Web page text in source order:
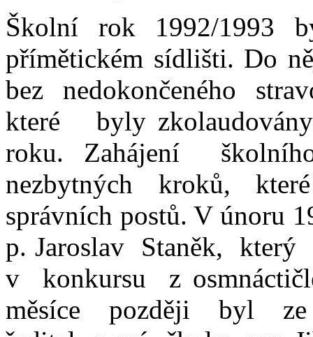
Školní rok 1992/1993
přímětickém sídlišti. Do
bez nedokončeného
které byly
roku. Zahájení
nezbytných kroků,
správních postů. V
p. Jaroslav Staněk,
v konkursu z
měsíce později byl ze